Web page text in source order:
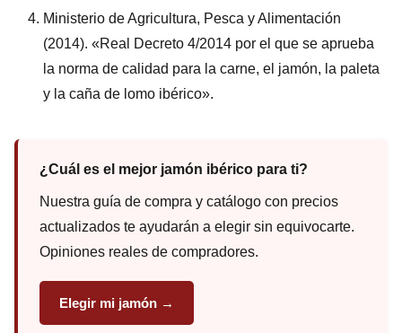
Ministerio de Agricultura, Pesca y Alimentación
(2014). «Real Decreto 4/2014 por el que se aprueba
la norma de calidad para la carne, el jamón, la paleta
y la caña de lomo ibérico».
¿Cuál es el mejor jamón ibérico para ti?
Nuestra guía de compra y catálogo con precios
actualizados te ayudarán a elegir sin equivocarte.
Opiniones reales de compradores.
Elegir mi jamón →